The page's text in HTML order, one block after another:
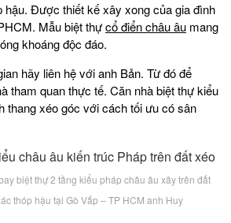
hậu. Được thiết kế xây xong của gia đình
Mẫu biệt thựcổ điển châu âu mang
khoáng độc đáo.
hãy liên hệ với anh Bản. Từ đó để
tham quan thực tế. Căn nhà biệt thự kiểu
thang xéo góc với cách tối ưu có sân
biệt thự 2 tầng kiểu pháp châu âu xây trên đất
thóp hậu tại Gò Vấp – TP HCM anh Huy